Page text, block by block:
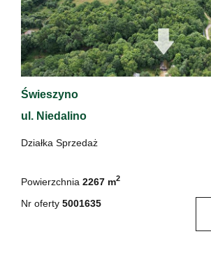
Świeszyno
ul. Niedalino
Działka Sprzedaż
Powierzchnia 2267 m2
Nr oferty 5001635